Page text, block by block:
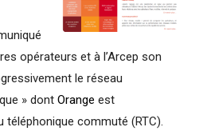
opérateurs et à l’Arcep son
le réseau
» dontOrange est
téléphonique commuté (RTC).